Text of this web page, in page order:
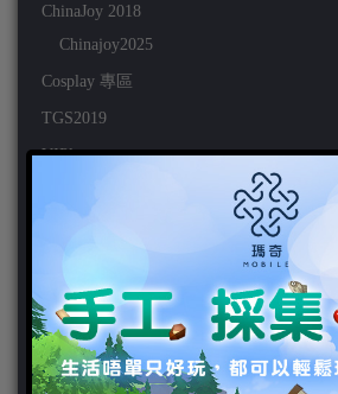
ChinaJoy 2018
Chinajoy2025
Cosplay 專區
TGS2019
VIPlayer
好康活動
官方虛寶
家用遊戲